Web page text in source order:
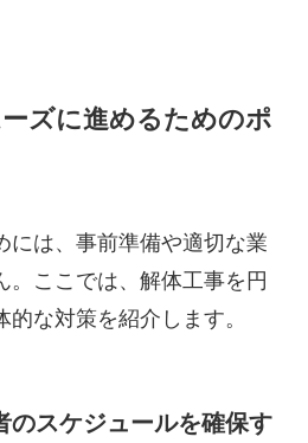
ズに進めるためのポ
には、事前準備や適切な業
。ここでは、解体工事を円
な対策を紹介します。
のスケジュールを確保す